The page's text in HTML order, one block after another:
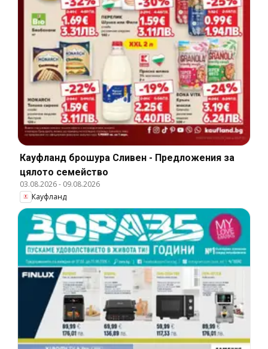
Кауфланд брошура Сливен - Предложения за
цялото семейство
03.08.2026- 09.08.2026
Кауфланд